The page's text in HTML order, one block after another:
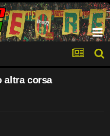
altra corsa